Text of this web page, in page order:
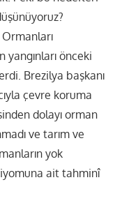
yangınları önceki
Brezilya başkanı
çevre koruma
dolayı orman
ve tarım ve
yok
ait tahminî